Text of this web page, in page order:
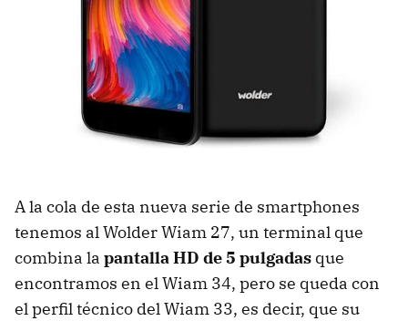
A la cola de esta nueva serie de smartphones
tenemos al Wolder Wiam 27, un terminal que
combina la pantalla HD de 5 pulgadas que
encontramos en el Wiam 34, pero se queda con
el perfil técnico del Wiam 33, es decir, que su